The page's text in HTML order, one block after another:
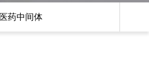
医药中间体